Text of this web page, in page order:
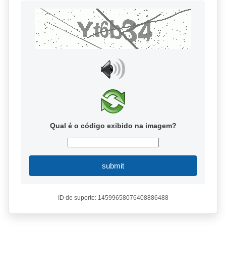
Qual é o código exibido na imagem?
submit
ID de suporte: 14599658076408886488